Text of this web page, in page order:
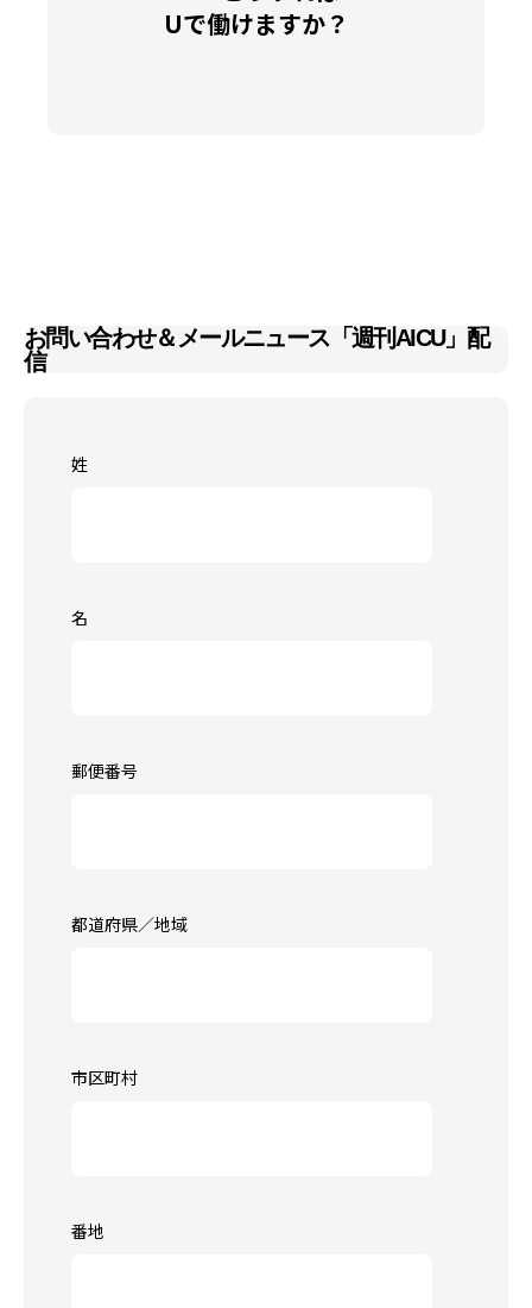
Uで働けますか？
お問い合わせ＆メールニュース「週刊AICU」配
信
姓
名
郵便番号
都道府県／地域
市区町村
番地